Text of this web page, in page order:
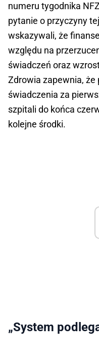
numeru tygodnika
pytanie o przyczyny
wskazywali, że
względu na
świadczeń oraz
Zdrowia zapewnia,
świadczenia za
szpitali do końca
kolejne środki.
„System